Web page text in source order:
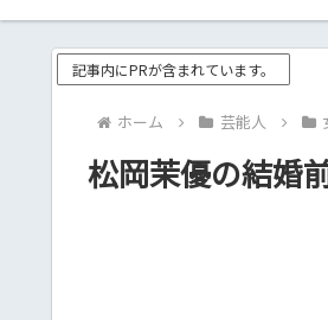
記事内にPRが含まれています。
ホーム 芸能人
松岡茉優の結婚